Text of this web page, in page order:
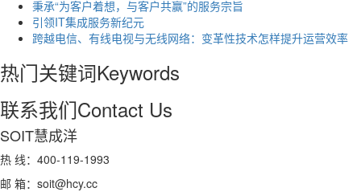
秉承“为客户着想，与客户共赢”的服务宗旨
引领IT集成服务新纪元
跨越电信、有线电视与无线网络：变革性技术怎样提升运营效率
热门关键词Keywords
联系我们Contact Us
SOIT慧成洋
热 线：400-119-1993
邮 箱：soit@hcy.cc